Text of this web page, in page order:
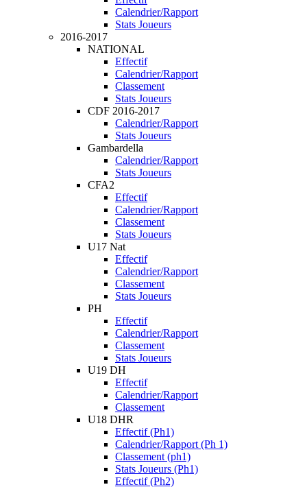
Calendrier/Rapport
Stats Joueurs
2016-2017
NATIONAL
Effectif
Calendrier/Rapport
Classement
Stats Joueurs
CDF 2016-2017
Calendrier/Rapport
Stats Joueurs
Gambardella
Calendrier/Rapport
Stats Joueurs
CFA2
Effectif
Calendrier/Rapport
Classement
Stats Joueurs
U17 Nat
Effectif
Calendrier/Rapport
Classement
Stats Joueurs
PH
Effectif
Calendrier/Rapport
Classement
Stats Joueurs
U19 DH
Effectif
Calendrier/Rapport
Classement
U18 DHR
Effectif (Ph1)
Calendrier/Rapport (Ph 1)
Classement (ph1)
Stats Joueurs (Ph1)
Effectif (Ph2)